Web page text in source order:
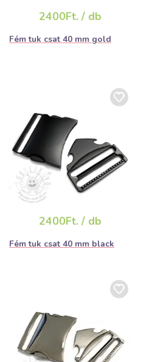
2400Ft. / db
Fém tuk csat 40 mm gold
2400Ft. / db
Fém tuk csat 40 mm black